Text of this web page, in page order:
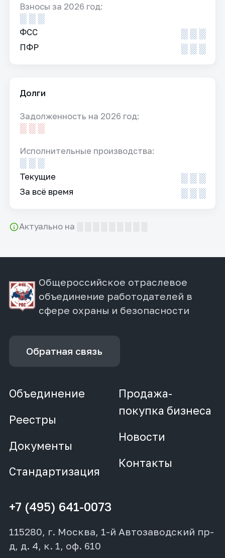
Взносы за 2026 год:
░ ░ ░
ФСС ░ ░ ░
ПФР ░ ░ ░
Долги
Задолженность на 2026 год:
░ ░ ░
Исполнительные производства:
░ ░ ░
Текущие ░ ░ ░
За всё время ░ ░ ░
Актуально на ░ ░ ░ ░ ░ ░ ░ ░ ░
Общероссийское отраслевое
объединение работодателей в
сфере охраны и безопасности
Обратная связь
Объединение
Реестры
Документы
Стандартизация
Продажа-
покупка бизнеса
Новости
Контакты
+7 (495) 641-0073
115280, г. Москва, 1-й Автозаводский пр-
д, д. 4, к. 1, оф. 610